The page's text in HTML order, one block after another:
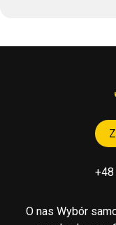
O nas Wybór